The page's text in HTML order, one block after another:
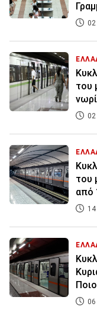
02
του
02
του
από
06